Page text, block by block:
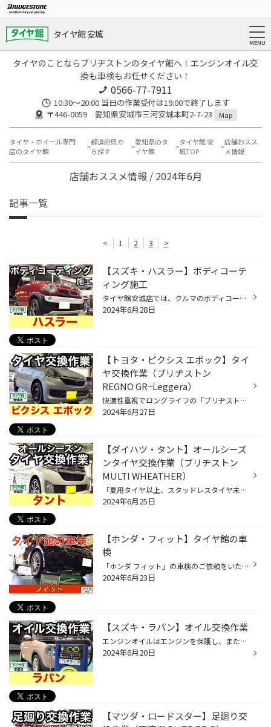
タイヤ館 安城
タイヤのことならブリヂストンのタイヤ館へ！エンジンオイル交
換も車検もお任せください！
0566-77-7911
10:30〜20:00 当日の作業受付は19:00で終了します
〒446-0059 愛知県安城市三河安城本町2-7-23
Map
タイヤ・ホイール専門
店のタイヤ館
都道府県か
ら探す
愛知県のタ
イヤ館
タイヤ館 安
城TOP
店舗おスス
メ情報
店舗おススメ情報 / 2024年6月
記事一覧
< 1 2 3 >
【スズキ・ハスラー】ボディコーテ
ィング施工
タイヤ館安城店では、クルマのボディコーティング業者と提携してボディコーティング施工を行っています。 ＜＜作業詳細＞＞ 車種：スズキ ハスラー コーティング：ガラス系コーティング 作業：洗車➡︎下地処理（磨き）➡︎脱脂➡︎ガラス系コーティング塗布➡︎拭き上げ 作業時間：約4時間 いつまでもクル...
2024年6月28日
【トヨタ・ピクシス エポック】タイ
ヤ交換作業（ブリヂストン
REGNO GR−Leggera）
快適性重視でロングライフの「ブリヂストン REGNO GR−Leggera」を前回に引き続きリピート購入いただきました。 ＜＜作業詳細＞＞ 車種：トヨタ ピクシス エポック タイヤ銘柄：ブリヂストン REGNO GR−Leggera タイヤサイズ：155/65R14 「ブリヂストンREGNO（レグノ）GRｰLeggera（レジェーラ）」とは...
2024年6月27日
【ダイハツ・タント】オールシーズ
ンタイヤ交換作業（ブリヂストン
MULTI WHEATHER）
「夏用タイヤ以上、スタッドレスタイヤ未満」と位置づけされている、オールシーズンタイヤ、タイヤ館安城店では、かなり売れてます。 ダイハツ タントにブリヂストンのオールシーズンタイヤ「MULTI WHEATHER」を交換させていただきましたが、スタッドレスタイヤへ履き替えまでは不要ではあるものの...
2024年6月25日
【ホンダ・フィット】タイヤ館の車
検
「ホンダ フィット」の車検のご依頼をいただきました。車検は期限のギリギリに受けても、期限の25日前に受けても次回の車検の期限日は変わりません。車検は車検期日の1ヶ月前から受けられます。 タイヤ館安城店は車検工場にクルマを持ち込んで車検を通しますが、車検場が混雑し予約が取れない場合も...
2024年6月23日
【スズキ・ラパン】オイル交換作業
エンジンオイルはエンジンを保護し、また動作をスムーズにする作用と冷却する作用があります。タイヤ館では、エンジンオイル交換の目安を3,000km～5,000km走行毎、もしくは3ヶ月〜6ヶ月でおすすめしています。 クルマの使用状態により劣化の度合いは異なりますので、エンジンのコンディションを良好...
2024年6月20日
【マツダ・ロードスター】足廻り交